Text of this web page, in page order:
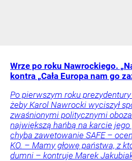
Wrze po roku Nawrockiego.
kontra „Cała Europa nam go
Po pierwszym roku
żeby Karol Nawrocki wyciszył
zwaśnionymi politycznymi
największą hańbą na karcie
chyba zawetowanie SAFE –
KO. – Mamy głowę państwa, z
dumni – kontruje Marek